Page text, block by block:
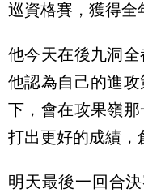
巡資格賽，獲得全
他今天在後九洞
他認為自己的進
下，會在攻果嶺
打出更好的成績，
明天最後一回合